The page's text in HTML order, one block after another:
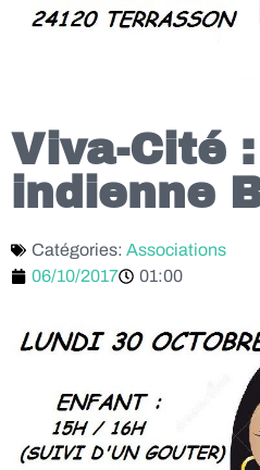
Viva-Cité
indienne
Catégories: Associations
06/10/2017
01:00